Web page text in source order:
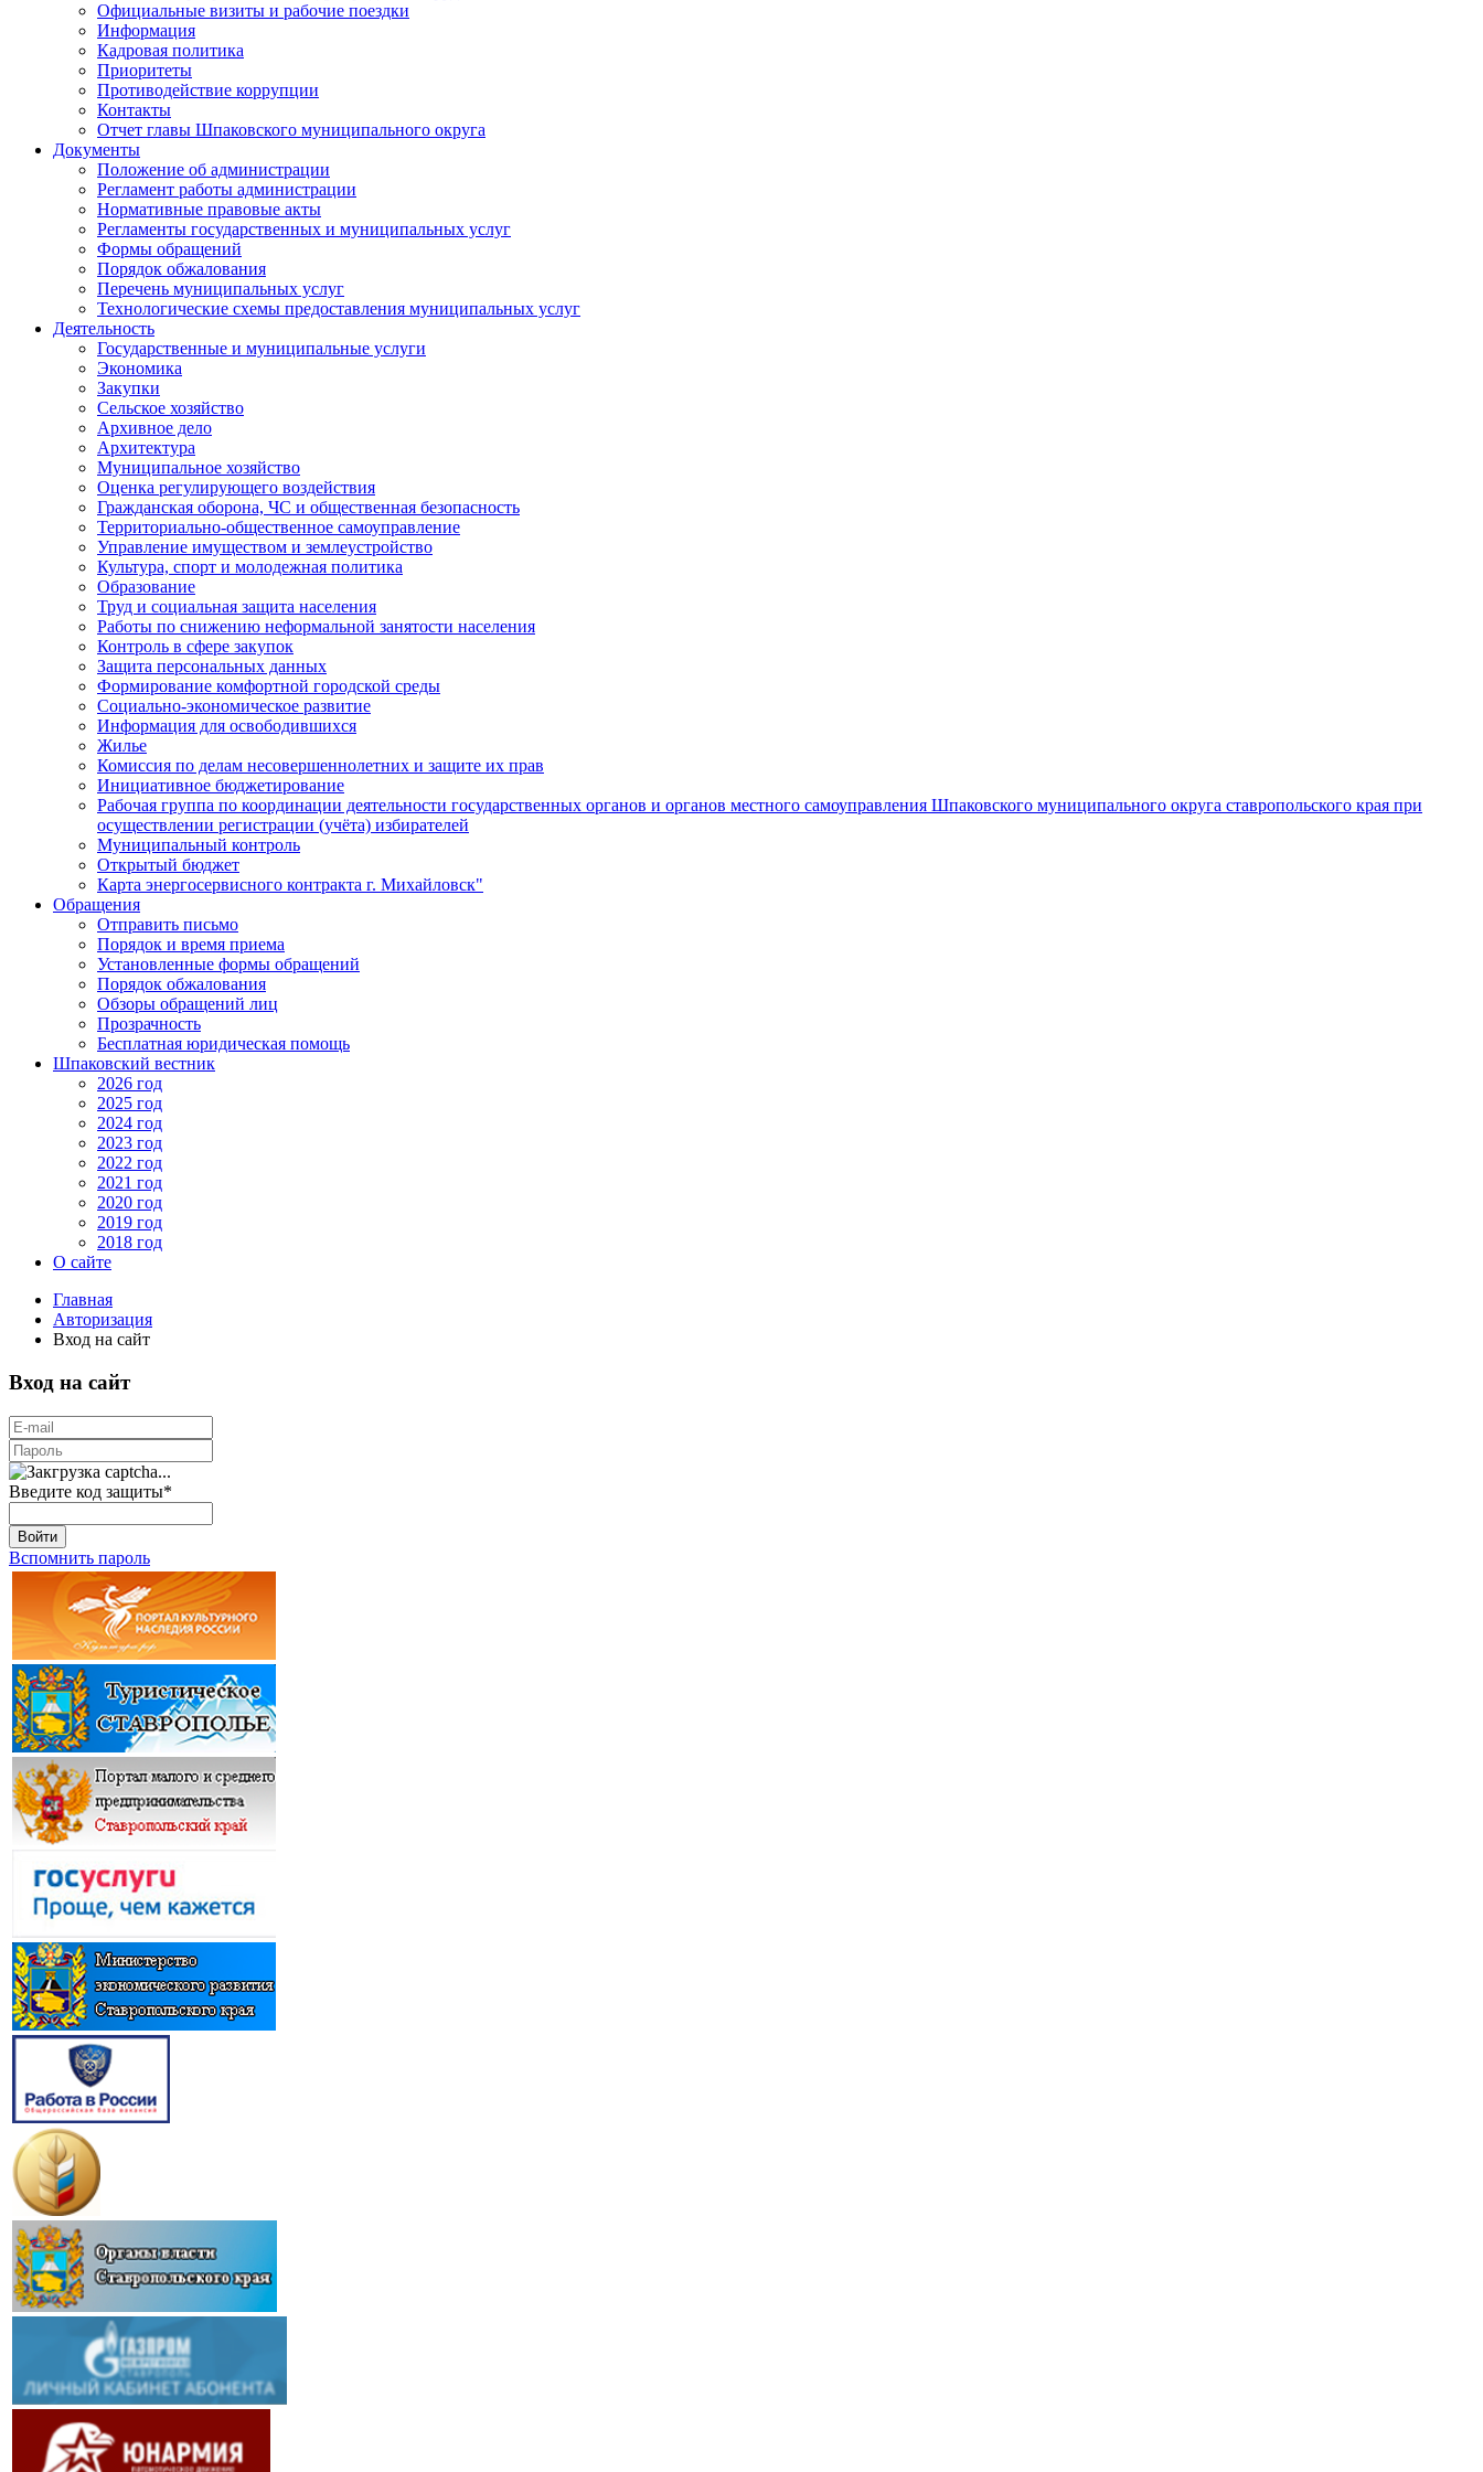
Официальные визиты и рабочие поездки
Информация
Кадровая политика
Приоритеты
Противодействие коррупции
Контакты
Отчет главы Шпаковского муниципального округа
Документы
Положение об администрации
Регламент работы администрации
Нормативные правовые акты
Регламенты государственных и муниципальных услуг
Формы обращений
Порядок обжалования
Перечень муниципальных услуг
Технологические схемы предоставления муниципальных услуг
Деятельность
Государственные и муниципальные услуги
Экономика
Закупки
Сельское хозяйство
Архивное дело
Архитектура
Муниципальное хозяйство
Оценка регулирующего воздействия
Гражданская оборона, ЧС и общественная безопасность
Территориально-общественное самоуправление
Управление имуществом и землеустройство
Культура, спорт и молодежная политика
Образование
Труд и социальная защита населения
Работы по снижению неформальной занятости населения
Контроль в сфере закупок
Защита персональных данных
Формирование комфортной городской среды
Социально-экономическое развитие
Информация для освободившихся
Жилье
Комиссия по делам несовершеннолетних и защите их прав
Инициативное бюджетирование
Рабочая группа по координации деятельности государственных органов и органов местного самоуправления Шпаковского муниципального округа ставропольского края при
осуществлении регистрации (учёта) избирателей
Муниципальный контроль
Открытый бюджет
Карта энергосервисного контракта г. Михайловск"
Обращения
Отправить письмо
Порядок и время приема
Установленные формы обращений
Порядок обжалования
Обзоры обращений лиц
Прозрачность
Бесплатная юридическая помощь
Шпаковский вестник
2026 год
2025 год
2024 год
2023 год
2022 год
2021 год
2020 год
2019 год
2018 год
О сайте
Главная
Авторизация
Вход на сайт
Вход на сайт
Введите код защиты*
Войти
Вспомнить пароль